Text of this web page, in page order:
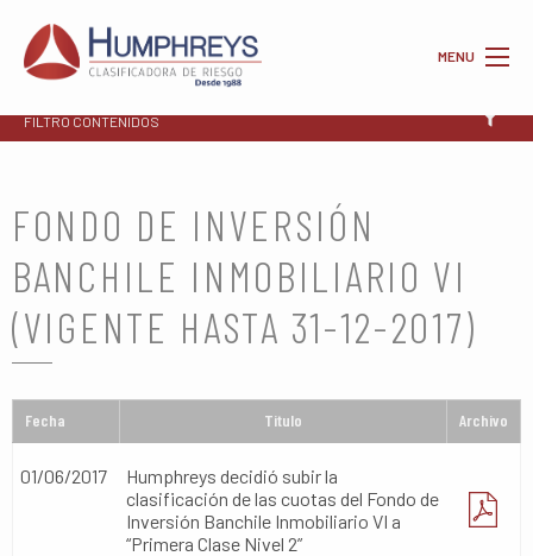
MENU
FILTRO CONTENIDOS
FONDO DE INVERSIÓN
BANCHILE INMOBILIARIO VI
(VIGENTE HASTA 31-12-2017)
Fecha Titulo Archivo
01/06/2017
Humphreys decidió subir la
clasificación de las cuotas del Fondo de
Inversión Banchile Inmobiliario VI a
“Primera Clase Nivel 2”